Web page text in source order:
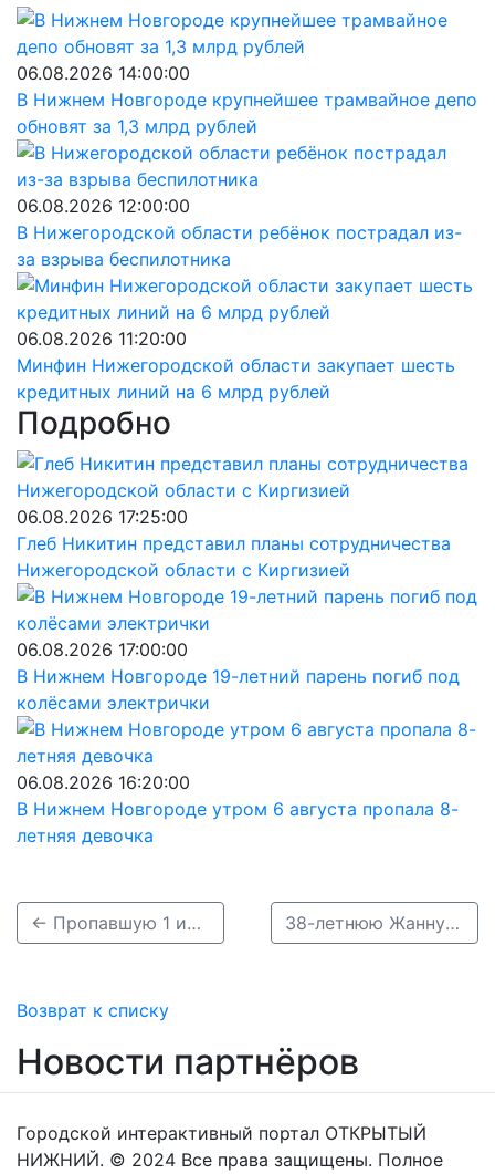
06.08.2026 14:00:00
В Нижнем Новгороде крупнейшее трамвайное депо
обновят за 1,3 млрд рублей
06.08.2026 12:00:00
В Нижегородской области ребёнок пострадал из-
за взрыва беспилотника
06.08.2026 11:20:00
Минфин Нижегородской области закупает шесть
кредитных линий на 6 млрд рублей
Подробно
06.08.2026 17:25:00
Глеб Никитин представил планы сотрудничества
Нижегородской области с Киргизией
06.08.2026 17:00:00
В Нижнем Новгороде 19-летний парень погиб под
колёсами электрички
06.08.2026 16:20:00
В Нижнем Новгороде утром 6 августа пропала 8-
летняя девочка
← Пропавшую 1 июня жительницу Бора нашли живой 38-летнюю Жанну Шахову разыскивают в Нижегородской области →
Возврат к списку
Новости партнёров
Городской интерактивный портал ОТКРЫТЫЙ
НИЖНИЙ. © 2024 Все права защищены. Полное